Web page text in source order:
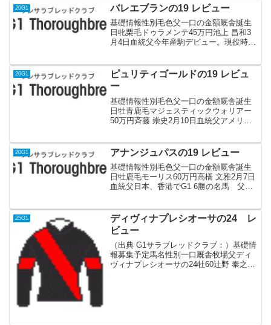
ードで制覇。種牡馬としては日本の高速
馬場...
20G1 バレエブランの19 レビュー
基礎情報性別毛色父一口の金額厩舎誕生
日牝栗毛ドゥラメンテ45万円池上 昌和3
月4日血統父今年産駒デビュー。現役時代
カメハメハ、母アドマイヤグルーヴの超
良血で素晴らしい...
20G1
ピュリティゴールドの19 レビュ
ー
基礎情報性別毛色父一口の金額厩舎誕生
日牡青鹿毛マジェスティックウォリアー
50万円斉藤 崇史2月10日血統父アメリカ
エアアルマス（東海S）2016年から日本
で供用...
20G1 アナンジュパスの19 レビュー
基礎情報性別毛色父一口の金額厩舎誕生
日牡鹿毛モーリス60万円高橋 文雅2月7日
血統父日本、香港でG1 6勝の名馬 父ス
面もあり現役時代は2000mまで。産駒は
今年デビュ...
25G1
ディヴィナプレシオーサの24 レ
ビュー
（出典 G1サラブレッドクラブ：）基礎情
報募集予定馬名性別一口厩舎牧場父ディ
ヴィナプレシオーサの24牡60辻野 泰之追